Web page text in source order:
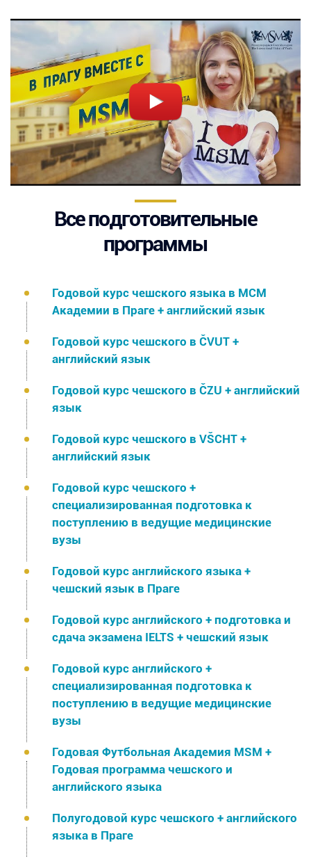
Все подготовительные
программы
Годовой курс чешского языка в МСМ
Академии в Праге + английский язык
Годовой курс чешского в ČVUT +
английский язык
Годовой курс чешского в ČZU + английский
язык
Годовой курс чешского в VŠCHT +
английский язык
Годовой курс чешского +
специализированная подготовка к
поступлению в ведущие медицинские
вузы
Годовой курс английского языка +
чешский язык в Праге
Годовой курс английского + подготовка и
сдача экзамена IELTS + чешский язык
Годовой курс английского +
специализированная подготовка к
поступлению в ведущие медицинские
вузы
Годовая Футбольная Академия MSM +
Годовая программа чешского и
английского языка
Полугодовой курс чешского + английского
языка в Праге